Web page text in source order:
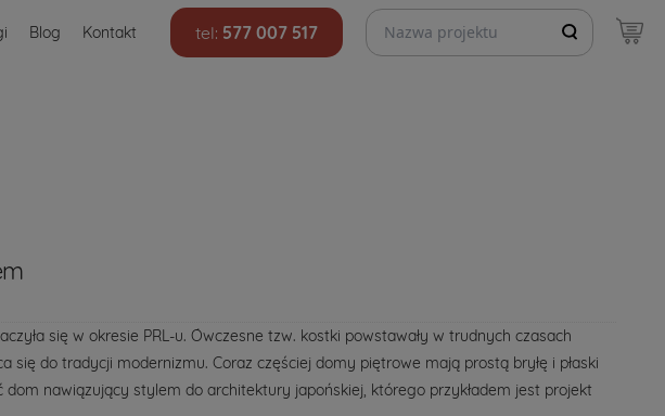
Blog Kontakt tel: 577 007 517
Szukaj projektów
się w okresie PRL-u. Ówczesne tzw. kostki powstawały w trudnych czasach
się do tradycji modernizmu. Coraz częściej domy piętrowe mają prostą bryłę i płaski
nawiązujący stylem do architektury japońskiej, którego przykładem jest projekt